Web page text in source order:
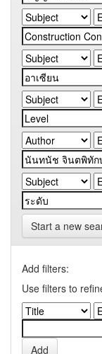
Start a new
Add filters:
Use filters to